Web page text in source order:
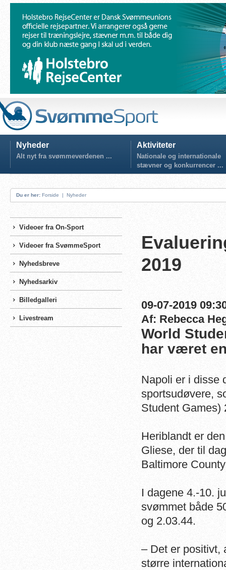
Nyheder
Alt nyt fra svømmeverdenen ...
Aktiviteter
Nationale og internationale
stævner og konkurrencer ...
Du er her: Forside | Nyheder
Videoer fra On-Sport
Videoer fra SvømmeSport
Nyhedsbreve
Nyhedsarkiv
Billedgalleri
Livestream
2019
09-07-2019
Af: Rebecca
World
har været
Napoli er i disse
sportsudøvere,
Student Games)
Heriblandt er
Gliese, der til
Baltimore
I dagene 4.-10.
svømmet både
og 2.03.44.
– Det er positivt,
større